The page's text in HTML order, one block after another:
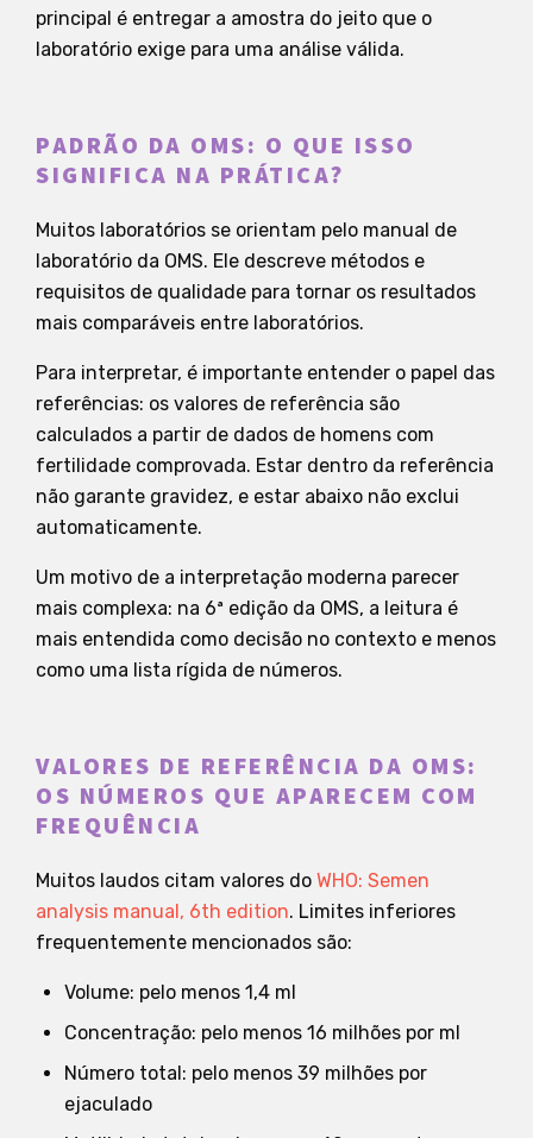
principal é entregar a amostra do jeito que o
laboratório exige para uma análise válida.
PADRÃO DA OMS: O QUE ISSO
SIGNIFICA NA PRÁTICA?
Muitos laboratórios se orientam pelo manual de
laboratório da OMS. Ele descreve métodos e
requisitos de qualidade para tornar os resultados
mais comparáveis entre laboratórios.
Para interpretar, é importante entender o papel das
referências: os valores de referência são
calculados a partir de dados de homens com
fertilidade comprovada. Estar dentro da referência
não garante gravidez, e estar abaixo não exclui
automaticamente.
Um motivo de a interpretação moderna parecer
mais complexa: na 6ª edição da OMS, a leitura é
mais entendida como decisão no contexto e menos
como uma lista rígida de números.
VALORES DE REFERÊNCIA DA OMS:
OS NÚMEROS QUE APARECEM COM
FREQUÊNCIA
Muitos laudos citam valores do WHO: Semen
analysis manual, 6th edition. Limites inferiores
frequentemente mencionados são:
Volume: pelo menos 1,4 ml
Concentração: pelo menos 16 milhões por ml
Número total: pelo menos 39 milhões por
ejaculado